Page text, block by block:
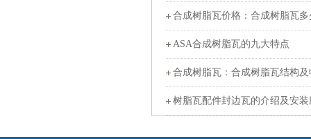
合成树脂瓦价格：合成树脂瓦
ASA合成树脂瓦的九大特点
合成树脂瓦：合成树脂瓦结构及
树脂瓦配件封边瓦的介绍及安装